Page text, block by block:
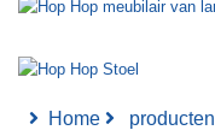
Home producten